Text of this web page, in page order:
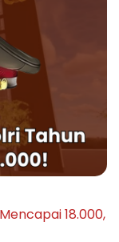
18.000,